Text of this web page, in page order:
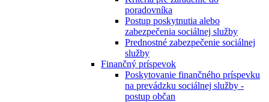
poradovníka
Postup poskytnutia alebo
zabezpečenia sociálnej služby
Prednostné zabezpečenie sociálnej
služby
Finančný príspevok
Poskytovanie finančného príspevku
na prevádzku sociálnej služby -
postup občan